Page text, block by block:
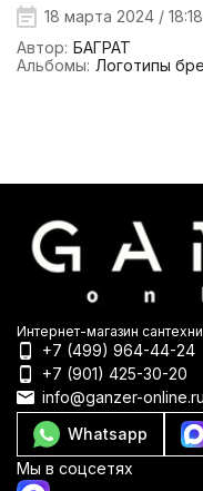
18 марта 2024 / 18:18
Автор: БАГРАТ
Альбомы: Логотипы
Интернет-магазин
+7 (499) 964-44-24
+7 (901) 425-30-20
info@ganzer-online.ru
Whatsapp
Мы в соцсетях